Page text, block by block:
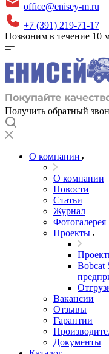
office@enisey-m.ru
+7 (391) 219-71-17
Позвоним в течение 10
Получить обратный
О компании
О компании
Новости
Статьи
Журнал
Фотогалерея
Проекты
Bobcat
Вакансии
Отзывы
Гарантии
Документы